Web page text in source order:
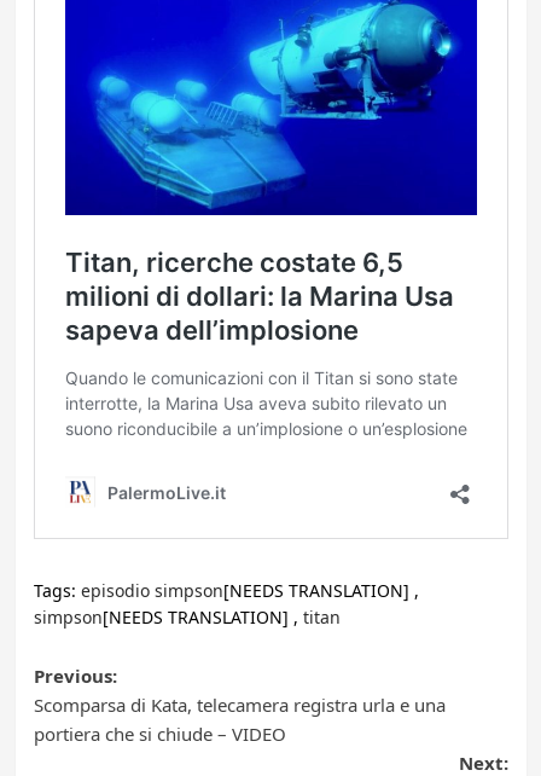
Tags: episodio simpson[NEEDS TRANSLATION] ,
simpson[NEEDS TRANSLATION] , titan
Post
navigation
Previous:
Scomparsa di Kata, telecamera registra urla e una
portiera che si chiude – VIDEO
Next: